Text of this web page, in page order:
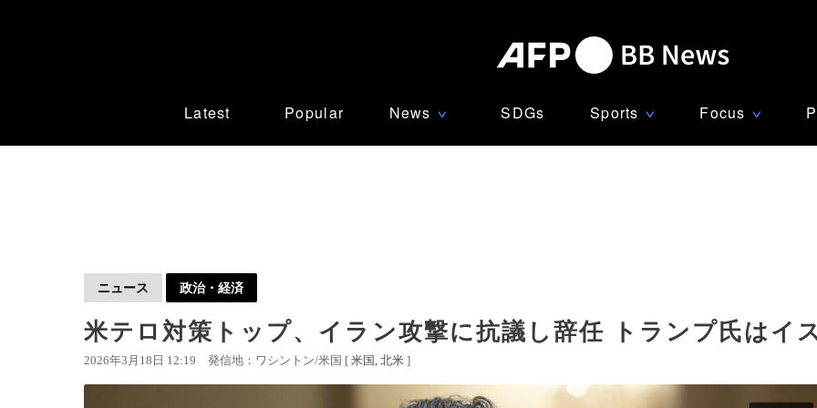
Latest Popular News ∨ SDGs Sports ∨ Focus ∨
ニュース 政治・経済
米テロ対策トップ、イラン攻撃に抗議し辞任 トランプ氏はイ
2026年3月18日 12:19 発信地：ワシントン/米国 [ 米国 北米 ]